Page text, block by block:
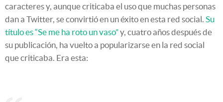
caracteres y, aunque criticaba el uso que muchas personas
dan a Twitter, se convirtió en un éxito en esta red social. Su
título es “Se me ha roto un vaso”y, cuatro años después de
su publicación, ha vuelto a popularizarse en la red social
que criticaba. Era esta: